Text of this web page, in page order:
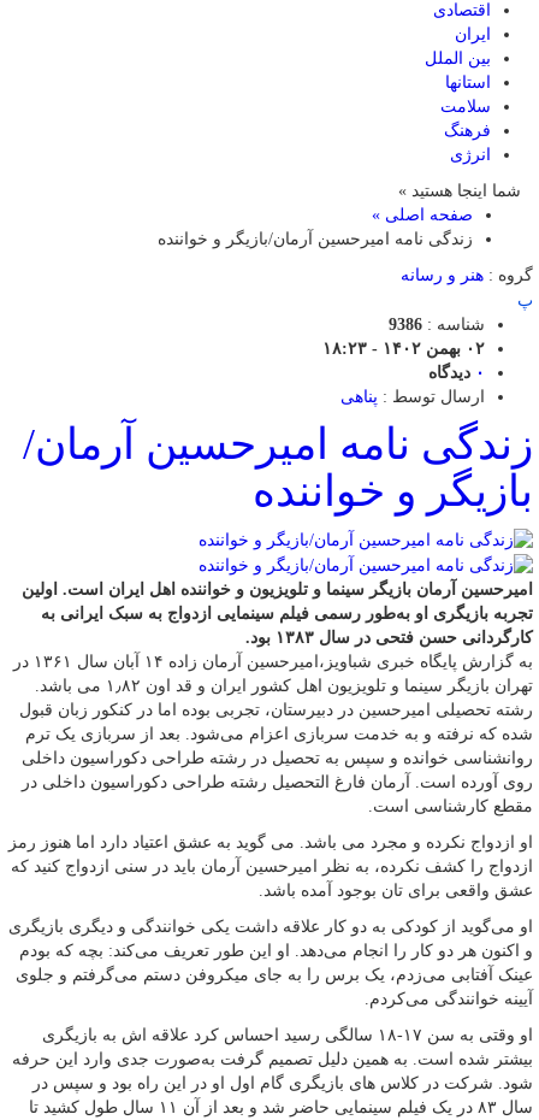
اقتصادی
ایران
بین الملل
استانها
سلامت
فرهنگ
انرژی
شما اینجا هستید »
صفحه اصلی »
زندگی نامه امیرحسین آرمان/بازیگر و خواننده
گروه : هنر و رسانه
پ
شناسه : 9386
۰۲ بهمن ۱۴۰۲ - ۱۸:۲۳
۰ دیدگاه
ارسال توسط : پناهی
زندگی نامه امیرحسین آرمان/
بازیگر و خواننده
امیرحسین آرمان بازیگر سینما و تلویزیون و خواننده اهل ایران است. اولین
تجربه بازیگری او به‌طور رسمی فیلم سینمایی ازدواج به سبک ایرانی به
کارگردانی حسن فتحی در سال ۱۳۸۳ بود.
به گزارش پایگاه خبری شباویز،امیرحسین آرمان زاده ۱۴ آبان سال ۱۳۶۱ در
تهران بازیگر سینما و تلویزیون اهل کشور ایران و قد اون ۱٫۸۲ می باشد.
رشته تحصیلی امیرحسین در دبیرستان، تجربی بوده اما در کنکور زبان قبول
شده که نرفته و به خدمت سربازی اعزام می‌شود. بعد از سربازی یک ترم
روانشناسی خوانده و سپس به تحصیل در رشته طراحی دکوراسیون داخلی
روی آورده است. آرمان فارغ التحصیل رشته طراحی دکوراسیون داخلی در
مقطع کارشناسی است.
او ازدواج نکرده و مجرد می باشد. می گوید به عشق اعتیاد دارد اما هنوز رمز
ازدواج را کشف نکرده، به نظر امیرحسین آرمان باید در سنی ازدواج کنید که
عشق واقعی برای تان بوجود آمده باشد.
او می‌گوید از کودکی به دو کار علاقه داشت یکی خوانندگی و دیگری بازیگری
و اکنون هر دو کار را انجام می‌دهد. او این طور تعریف می‌کند: بچه که بودم
عینک آفتابی می‌زدم، یک برس را به جای میکروفن دستم می‌گرفتم و جلوی
آیینه خوانندگی می‌کردم.
او وقتی به سن ۱۷-۱۸ سالگی رسید احساس کرد علاقه‌ اش به بازیگری
بیشتر شده است. به‌ همین‌ دلیل تصمیم گرفت به‌صورت جدی وارد این حرفه
شود. شرکت در کلاس‌ های بازیگری گام اول او در این راه بود و سپس در
سال ۸۳ در یک فیلم سینمایی حاضر شد و بعد از آن ۱۱ سال طول کشید تا